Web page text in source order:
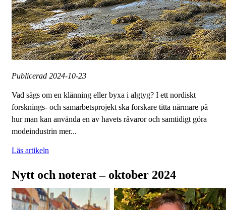
Publicerad 2024-10-23
Vad sägs om en klänning eller byxa i algtyg? I ett nordiskt
forsknings- och samarbetsprojekt ska forskare titta närmare på
hur man kan använda en av havets råvaror och samtidigt göra
modeindustrin mer...
Läs artikeln
Nytt och noterat – oktober 2024